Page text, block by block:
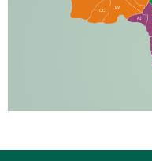
BV
CC
AJ